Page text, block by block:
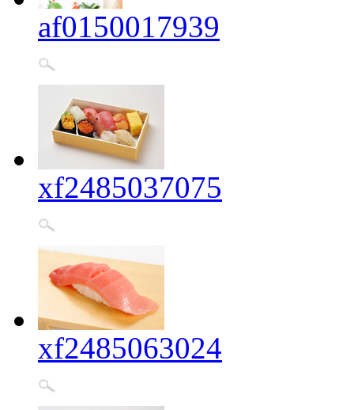
af0150017939
xf2485037075
xf2485063024